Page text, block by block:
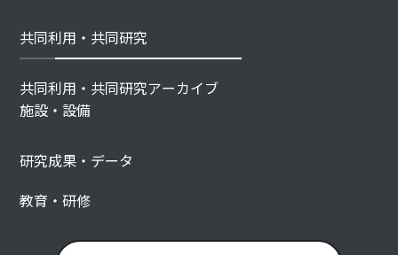
共同利用・共同研究
共同利用・共同研究アーカイブ
施設・設備
研究成果・データ
教育・研修